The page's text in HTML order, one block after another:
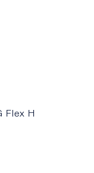
Flex H